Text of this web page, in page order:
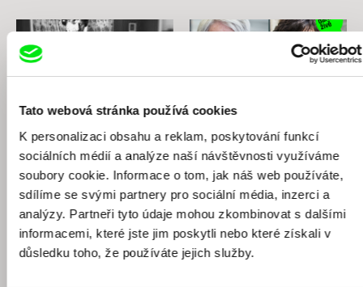
Tato webová stránka používá cookies
K personalizaci obsahu a reklam, poskytování funkcí
sociálních médií a analýze naší návštěvnosti využíváme
soubory cookie. Informace o tom, jak náš web používáte,
sdílíme se svými partnery pro sociální média, inzerci a
analýzy. Partneři tyto údaje mohou zkombinovat s dalšími
informacemi, které jste jim poskytli nebo které získali v
důsledku toho, že používáte jejich služby.
Diskuze k retrospektivě
Marca Isaacse (EN)
Diskuze k filmu Ráj na zemi